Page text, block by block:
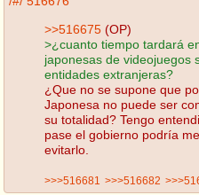
>>516675 (OP)
>¿cuanto tiempo tardará
japonesas de videojuegos
entidades extranjeras?
¿Que no se supone que
Japonesa no puede ser
su totalidad? Tengo
pase el gobierno podría
evitarlo.
>>>516681 >>>516682